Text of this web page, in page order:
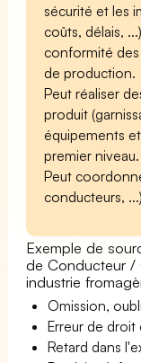
sécurité et les
coûts, délais,
conformité
de production.
Peut réaliser
produit
équipements
premier niveau.
Peut
conducteurs,
Exemple de
de Conducteur /
industrie
Omission,
Erreur de
Retard dans